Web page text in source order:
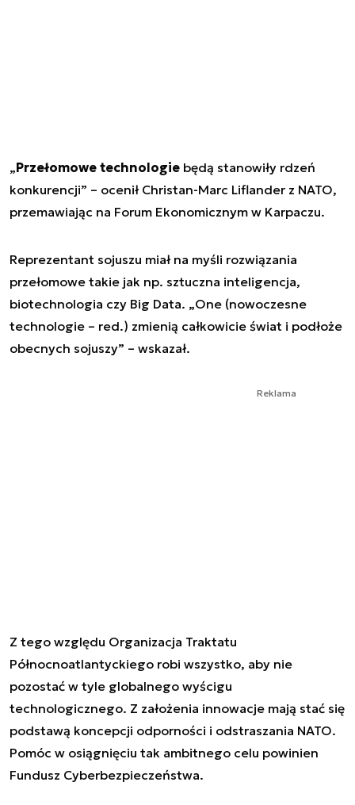
„Przełomowe technologie będą stanowiły rdzeń
konkurencji” – ocenił Christan-Marc Liflander z NATO,
przemawiając na Forum Ekonomicznym w Karpaczu.
Reprezentant sojuszu miał na myśli rozwiązania
przełomowe takie jak np. sztuczna inteligencja,
biotechnologia czy Big Data. „One (nowoczesne
technologie – red.) zmienią całkowicie świat i podłoże
obecnych sojuszy” – wskazał.
Reklama
Z tego względu Organizacja Traktatu
Północnoatlantyckiego robi wszystko, aby nie
pozostać w tyle globalnego wyścigu
technologicznego. Z założenia innowacje mają stać się
podstawą koncepcji odporności i odstraszania NATO.
Pomóc w osiągnięciu tak ambitnego celu powinien
Fundusz Cyberbezpieczeństwa.